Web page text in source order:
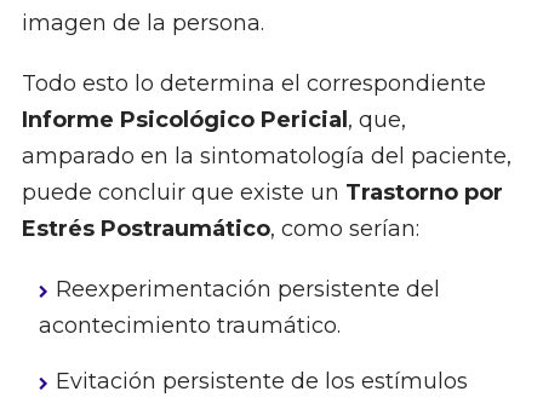
imagen de la persona.
Todo esto lo determina el correspondiente
Informe Psicológico Pericial , que,
amparado en la sintomatología del paciente,
puede concluir que existe un Trastorno por
Estrés Postraumático, como serían:
Reexperimentación persistente del
acontecimiento traumático.
Evitación persistente de los estímulos